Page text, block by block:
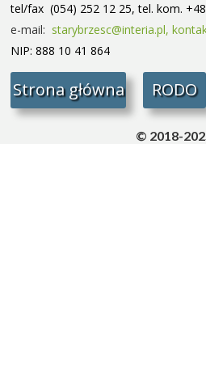
Strona główna RODO
tel/fax (054) 252 12 25, tel. kom.
e-mail: starybrzesc@interia.pl,
NIP: 888 10 41 864
© 2018-